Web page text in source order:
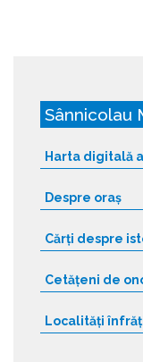
Sânnicolau
Harta digitală
Despre oraș
Cărți despre
Cetățeni de
Localități